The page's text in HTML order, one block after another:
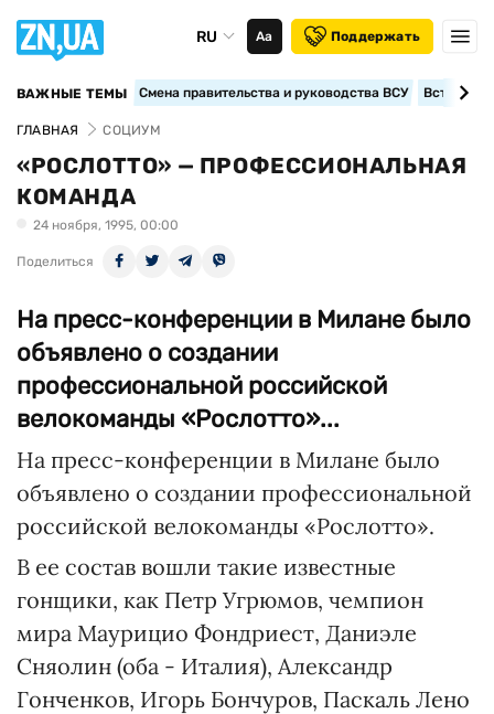
RU Аа Поддержать
ВАЖНЫЕ ТЕМЫ Смена правительства и руководства ВСУ
ГЛАВНАЯ СОЦИУМ
«РОСЛОТТО» — ПРОФЕССИОНАЛЬНАЯ
КОМАНДА
24 ноября, 1995, 00:00
Поделиться
На пресс-конференции в Милане было
объявлено о создании
профессиональной российской
велокоманды «Рослотто»...
На пресс-конференции в Милане было
объявлено о создании профессиональной
российской велокоманды «Рослотто».
В ее состав вошли такие известные
гонщики, как Петр Угрюмов, чемпион
мира Маурицио Фондриест, Даниэле
Сняолин (оба - Италия), Александр
Гонченков, Игорь Бончуров, Паскаль Лено